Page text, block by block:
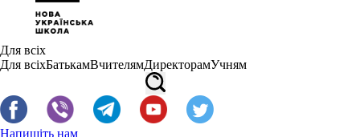
Для всіх
Для всіхБатькамВчителямДиректорамУчням
Напишіть нам